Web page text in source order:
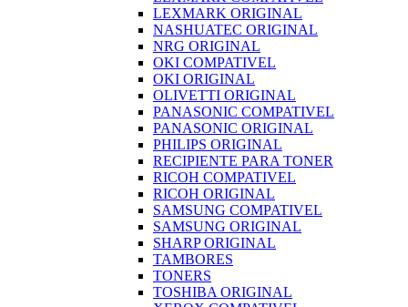
LEXMARK ORIGINAL
NASHUATEC ORIGINAL
NRG ORIGINAL
OKI COMPATIVEL
OKI ORIGINAL
OLIVETTI ORIGINAL
PANASONIC COMPATIVEL
PANASONIC ORIGINAL
PHILIPS ORIGINAL
RECIPIENTE PARA TONER
RICOH COMPATIVEL
RICOH ORIGINAL
SAMSUNG COMPATIVEL
SAMSUNG ORIGINAL
SHARP ORIGINAL
TAMBORES
TONERS
TOSHIBA ORIGINAL